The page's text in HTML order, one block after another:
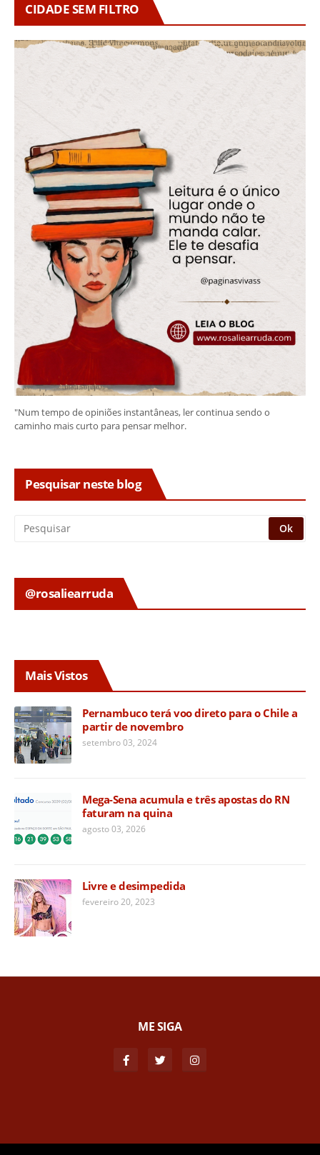
CIDADE SEM FILTRO
"Num tempo de opiniões instantâneas, ler continua sendo o
caminho mais curto para pensar melhor.
Pesquisar neste blog
@rosaliearruda
Mais Vistos
Pernambuco terá voo direto para o Chile a
partir de novembro
setembro 03, 2024
Mega-Sena acumula e três apostas do RN
faturam na quina
agosto 03, 2026
Livre e desimpedida
fevereiro 20, 2023
ME SIGA